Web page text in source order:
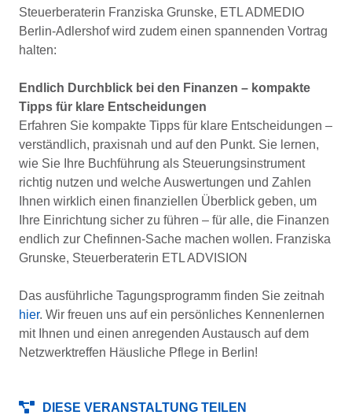
Steuerberaterin Franziska Grunske, ETL ADMEDIO
Berlin-Adlershof wird zudem einen spannenden Vortrag
halten:
Endlich Durchblick bei den Finanzen – kompakte
Tipps für klare Entscheidungen
Erfahren Sie kompakte Tipps für klare Entscheidungen –
verständlich, praxisnah und auf den Punkt. Sie lernen,
wie Sie Ihre Buchführung als Steuerungsinstrument
richtig nutzen und welche Auswertungen und Zahlen
Ihnen wirklich einen finanziellen Überblick geben, um
Ihre Einrichtung sicher zu führen – für alle, die Finanzen
endlich zur Chefinnen-Sache machen wollen. Franziska
Grunske, Steuerberaterin ETL ADVISION
Das ausführliche Tagungsprogramm finden Sie zeitnah
hier. Wir freuen uns auf ein persönliches Kennenlernen
mit Ihnen und einen anregenden Austausch auf dem
Netzwerktreffen Häusliche Pflege in Berlin!
DIESE VERANSTALTUNG TEILEN